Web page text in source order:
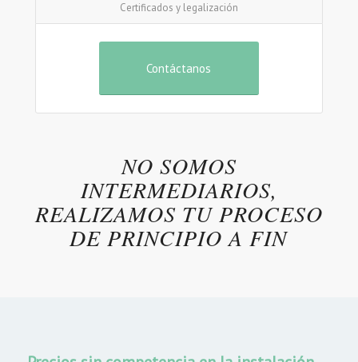
Certificados y legalización
Contáctanos
NO SOMOS
INTERMEDIARIOS,
REALIZAMOS TU PROCESO
DE PRINCIPIO A FIN